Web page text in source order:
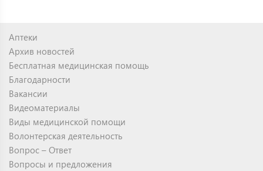
Аптеки
Архив новостей
Бесплатная медицинская помощь
Благодарности
Вакансии
Видеоматериалы
Виды медицинской помощи
Волонтерская деятельность
Вопрос – Ответ
Вопросы и предложения